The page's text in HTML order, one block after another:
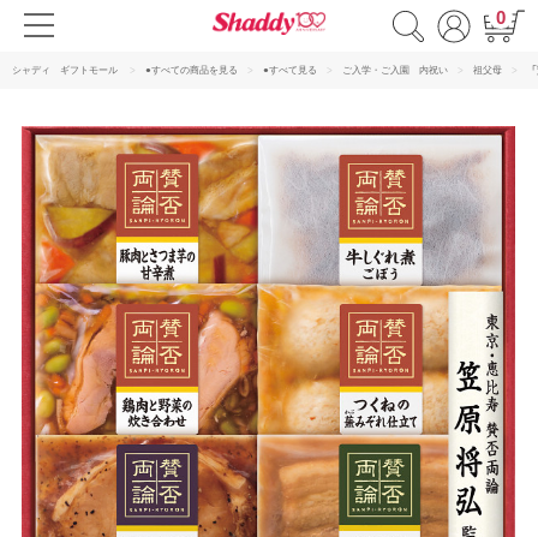
0
シャディ ギフトモール ●すべての商品を見る ●すべて見る ご入学・ご入園 内祝い 祖父母